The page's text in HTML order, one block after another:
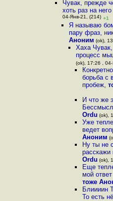
Чувак, прежде
хоть раз на
04-Янв-21, (214) +1
Я называю
пару фраз,
Аноним (ok),
Хаха
процесс
(ok), 17:26 ,
борьба с
пробеж,
И что же
Ordu (ok),
Уже
ведет
Аноним
Ну ты не
расскажи
Ordu (ok),
Еще
мой
тоже
Блиииин
То есть